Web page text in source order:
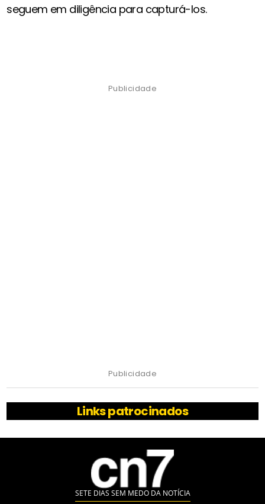
seguem em diligência para capturá-los.
Publicidade
Publicidade
Links patrocinados
SETE DIAS SEM MEDO DA NOTÍCIA